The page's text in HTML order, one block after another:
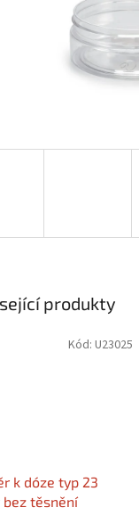
produkty
k dóze typ 23
bez těsnění
Kód: U23025